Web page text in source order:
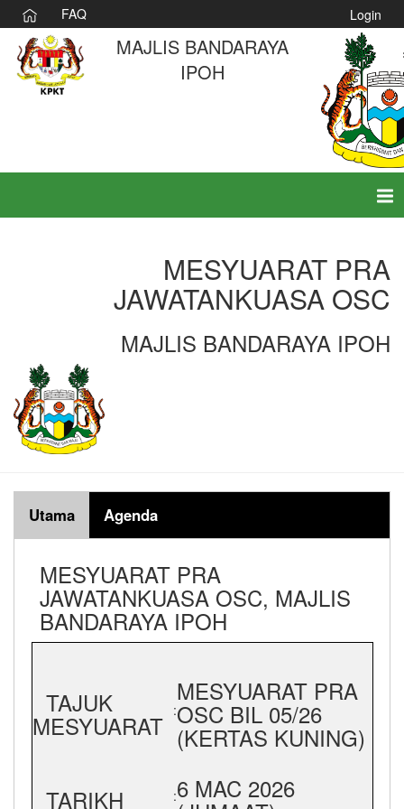
FAQ Login
MAJLIS BANDARAYA
IPOH
MESYUARAT PRA
JAWATANKUASA OSC
MAJLIS BANDARAYA IPOH
Utama Agenda
MESYUARAT PRA
JAWATANKUASA OSC, MAJLIS
BANDARAYA IPOH
TAJUK
MESYUARAT :
MESYUARAT PRA
OSC BIL 05/26
(KERTAS KUNING)
TARIKH
:6 MAC 2026